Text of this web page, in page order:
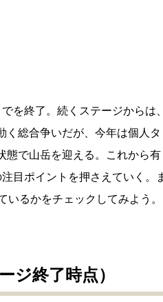
を終了。続くステージからは、
く総合争いだが、今年は個人タ
態で山岳を迎える。これから有
目ポイントを押さえていく。
るかをチェックしてみよう。
ジ終了時点）